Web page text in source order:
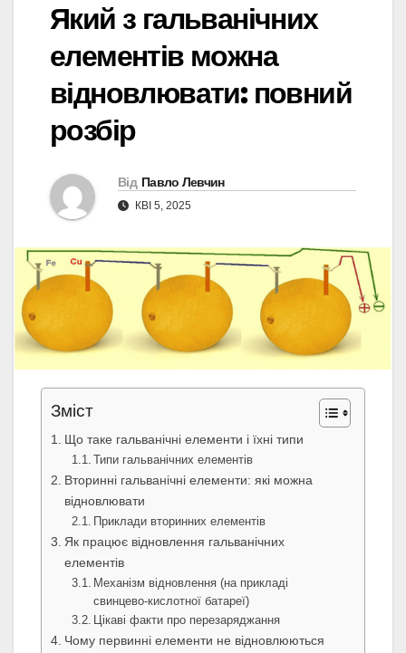
Який з гальванічних
елементів можна
відновлювати: повний
розбір
Від Павло Левчин
КВІ 5, 2025
Зміст
Що таке гальванічні елементи і їхні типи
Типи гальванічних елементів
Вторинні гальванічні елементи: які можна
відновлювати
Приклади вторинних елементів
Як працює відновлення гальванічних
елементів
Механізм відновлення (на прикладі
свинцево-кислотної батареї)
Цікаві факти про перезаряджання
Чому первинні елементи не відновлюються